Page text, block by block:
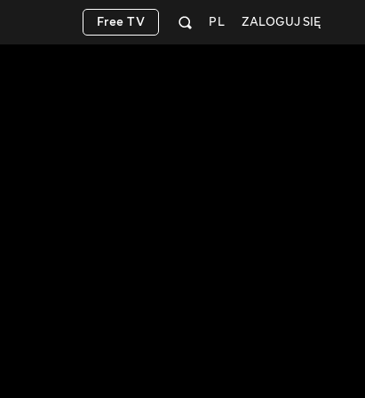
ZALOGUJ SIĘ
PL
Free TV